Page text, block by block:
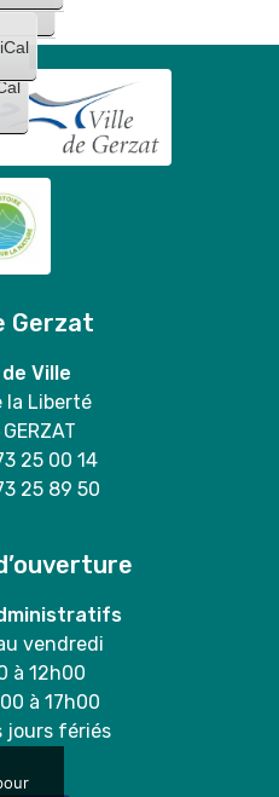
iCal
Gerzat
Ville
la Liberté
25 00 14
25 89 50
vendredi
à 12h00
à 17h00
jours fériés